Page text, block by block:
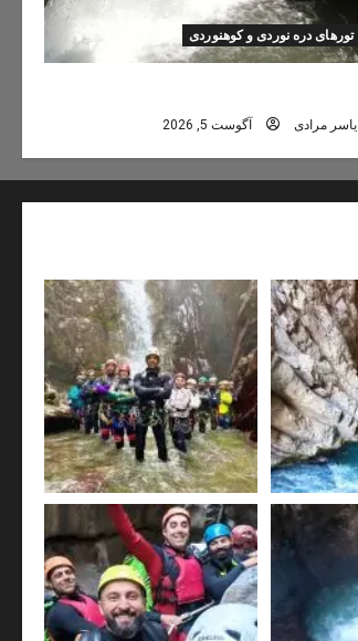
تورهای دره نوردی و کوهنوردی
یاسر مرادی آگوست 5, 2026